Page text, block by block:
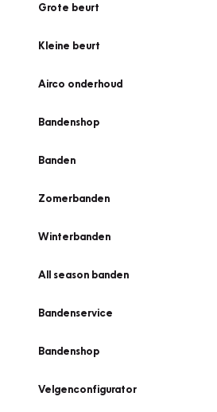
Grote beurt
Kleine beurt
Airco onderhoud
Bandenshop
Banden
Zomerbanden
Winterbanden
All season banden
Bandenservice
Bandenshop
Velgenconfigurator